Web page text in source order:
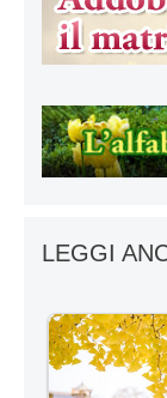
LEGGI